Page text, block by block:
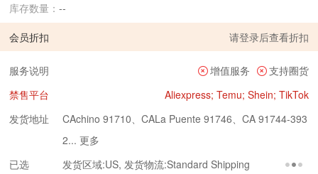
库存数量：--
会员折扣 请登录后查看折扣
服务说明 增值服务
支持圈货
禁售平台
Aliexpress; Temu; Shein; TikTok
发货地址
CAchino 91710、CALa Puente 91746、CA 91744-393
2... 更多
已选
发货区域:US, 发货物流:Standard Shipping